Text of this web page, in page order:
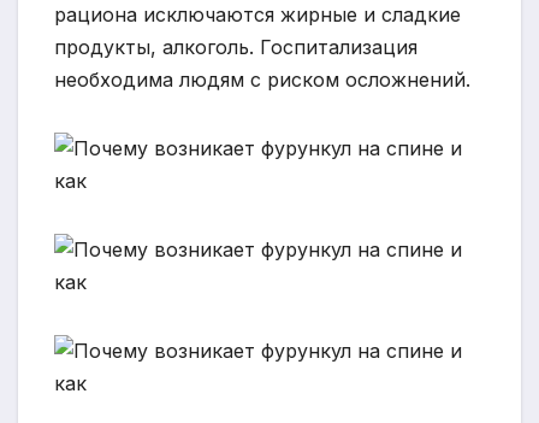
рациона исключаются жирные и сладкие
продукты, алкоголь. Госпитализация
необходима людям с риском осложнений.